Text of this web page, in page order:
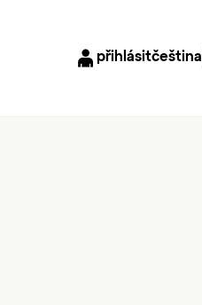
přihlásitčeština